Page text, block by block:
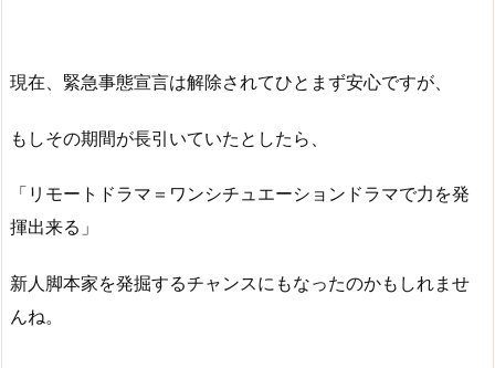
現在、緊急事態宣言は解除されてひとまず安心ですが、
もしその期間が長引いていたとしたら、
「リモートドラマ＝ワンシチュエーションドラマで力を発
揮出来る」
新人脚本家を発掘するチャンスにもなったのかもしれませ
んね。